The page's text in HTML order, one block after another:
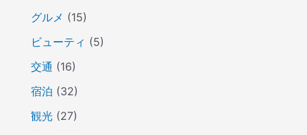
グルメ (15)
ビューティ (5)
交通 (16)
宿泊 (32)
観光(27)